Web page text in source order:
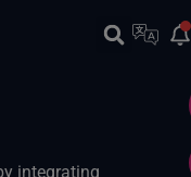
Français